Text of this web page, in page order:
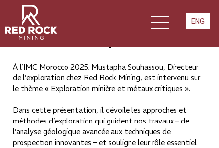
ENG
Exploration minièreet
métaux critiques
À l’IMC Morocco 2025, Mustapha Souhassou, Directeur
de l’exploration chez Red Rock Mining, est intervenu sur
le thème « Exploration minière et métaux critiques ».
Dans cette présentation, il dévoile les approches et
méthodes d’exploration qui guident nos travaux – de
l’analyse géologique avancée aux techniques de
prospection innovantes – et souligne leur rôle essentiel